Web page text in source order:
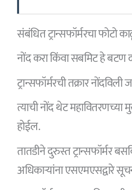
संबंधित ट्रान्सफॉर्मरचा फोटो
नोंद करा किंवा सबमिट हे बटण
ट्रान्सफॉर्मरची तक्रार नोंदविली
त्याची नोंद थेट महावितरणच्या
होईल.
तातडीने दुरुस्त ट्रान्सफॉर्मर
अधिकाऱ्यांना एसएमएसद्वारे